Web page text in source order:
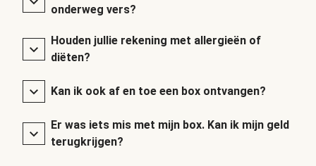
onderweg vers?
Houden jullie rekening met allergieën of
diëten?
Kan ik ook af en toe een box ontvangen?
Er was iets mis met mijn box. Kan ik mijn geld
terugkrijgen?